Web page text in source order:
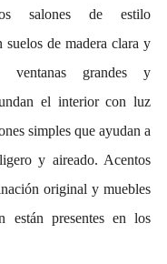
salones de estilo
suelos de madera clara y
ventanas grandes y
el interior con luz
simples que ayudan a
y aireado. Acentos
original y muebles
están presentes en los